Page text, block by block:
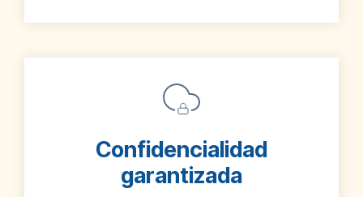
Confidencialidad
garantizada